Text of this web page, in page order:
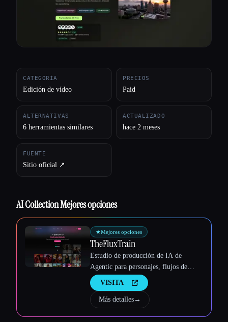
CATEGORÍA
Edición de vídeo
PRECIOS
Paid
ALTERNATIVAS
6 herramientas similares
ACTUALIZADO
hace 2 meses
FUENTE
Sitio oficial ↗︎
AI Collection Mejores opciones
★Mejores opciones
TheFluxTrain
Estudio de producción de IA de
Agentic para personajes, flujos de
trabajo y vídeos coherentes
VISITA
Más detalles→